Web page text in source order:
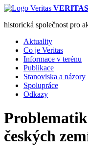
historická společnost pro
Aktuality
Co je Veritas
Informace v terénu
Publikace
Stanoviska a názory
Spolupráce
Odkazy
českých